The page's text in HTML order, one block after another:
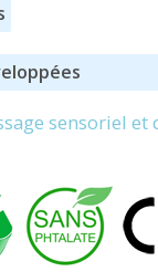
sensoriel et